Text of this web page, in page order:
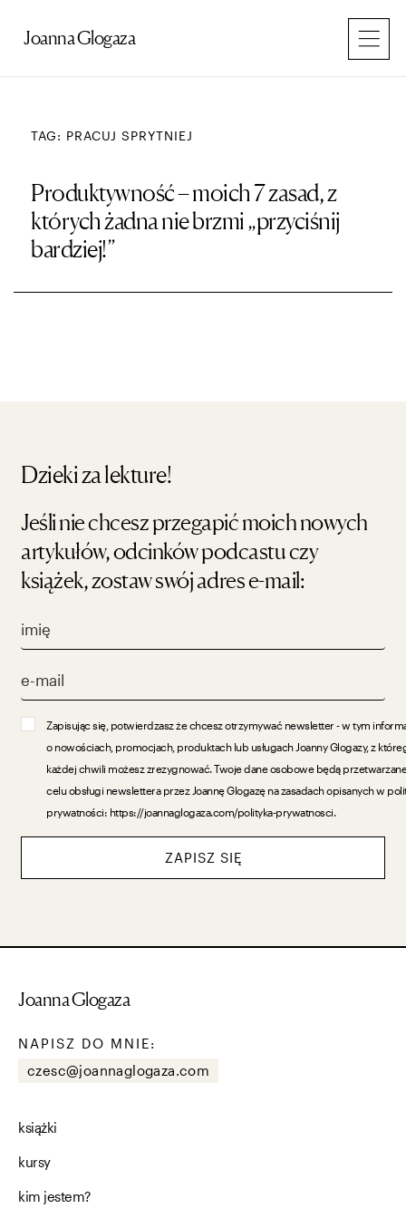
Joanna Glogaza
TAG: PRACUJ SPRYTNIEJ
Produktywność – moich 7 zasad, z
których żadna nie brzmi „przyciśnij
bardziej!”
Dzieki za lekture!
Jeśli nie chcesz przegapić moich nowych
artykułów, odcinków podcastu czy
książek, zostaw swój adres e-mail:
Zapisując się, potwierdzasz że chcesz otrzymywać newsletter - w tym
o nowościach, promocjach, produktach lub usługach Joanny Glogazy, z
każdej chwili możesz zrezygnować. Twoje dane osobowe będą
celu obsługi newslettera przez Joannę Glogazę na zasadach opisanych w
prywatności: https://joannaglogaza.com/polityka-prywatnosci.
ZAPISZ SIĘ
Joanna Glogaza
NAPISZ DO MNIE:
czesc@joannaglogaza.com
książki
kursy
kim jestem?